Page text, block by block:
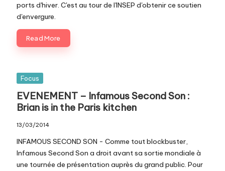
ports d'hiver. C'est au tour de l'INSEP d'obtenir ce soutien
d'envergure.
Read More
Posted
Focus
EVENEMENT – Infamous Second Son :
Brian is in the Paris kitchen
13/03/2014
INFAMOUS SECOND SON - Comme tout blockbuster,
Infamous Second Son a droit avant sa sortie mondiale à
une tournée de présentation auprès du grand public. Pour